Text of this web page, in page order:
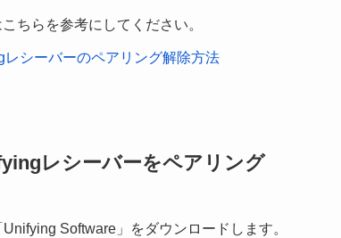
ちらを参考にしてください。
シーバーのペアリング解除方法
レシーバーをペアリング
Software」をダウンロードします。